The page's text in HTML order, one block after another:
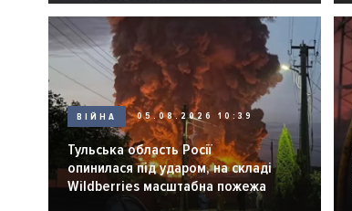
ВІЙНА 05.08.2026 10:39
Тульська область Росії
опинилася під ударом, на складі
Wildberries масштабна пожежа